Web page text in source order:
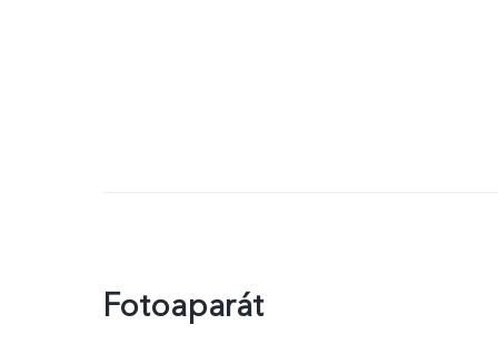
Fotoaparát